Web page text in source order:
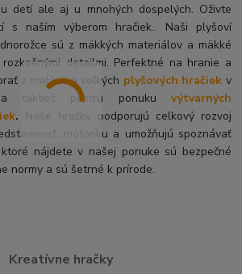
detí ale aj u mnohých dospelých. Oživte
s naším výberom hračiek.. Naši plyšoví
sú z mäkkých materiálov a mäkké
detailmi. Perfektné na hranie a
z malých a veľkých plyšových hračiek v
taktiež pestrú ponuku výtvarných
.
Naše hračky podporujú celkový rozvoj
motoriku a umožňujú spoznávať
nájdete v našej ponuke sú bezpečné
normy a sú šetrné k prírode.
Kreatívne hračky